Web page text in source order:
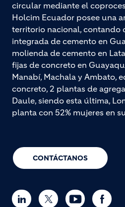
CONTÁCTANOS
circular mediante el
Holcim Ecuador posee una
territorio nacional, contando
integrada de cemento en
molienda de cemento en
fijas de concreto en
Manabí, Machala y Ambato,
concreto, 2 plantas de
Daule, siendo esta última,
planta con 52% mujeres en